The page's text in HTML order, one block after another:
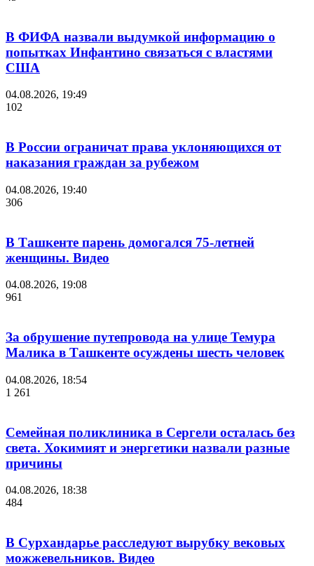
В ФИФА назвали выдумкой информацию о
попытках Инфантино связаться с властями
США
04.08.2026, 19:49
102
В России ограничат права уклоняющихся от
наказания граждан за рубежом
04.08.2026, 19:40
306
В Ташкенте парень домогался 75-летней
женщины. Видео
04.08.2026, 19:08
961
За обрушение путепровода на улице Темура
Малика в Ташкенте осуждены шесть человек
04.08.2026, 18:54
1 261
Семейная поликлиника в Сергели осталась без
света. Хокимият и энергетики назвали разные
причины
04.08.2026, 18:38
484
В Сурхандарье расследуют вырубку вековых
можжевельников. Видео